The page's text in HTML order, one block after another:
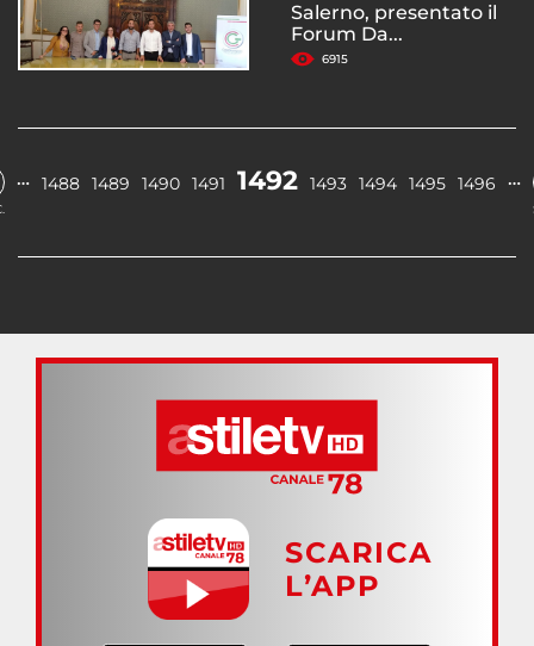
Salerno, presentato il
Forum Da...
6915
… 1488 1489 1490 1491 1492 1493 1494 1495 1496 …
SCARICA
L’APP